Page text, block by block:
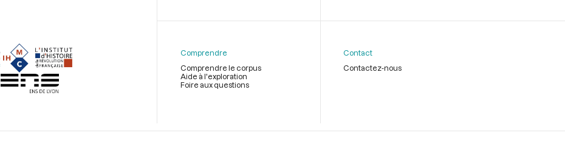
page
Comprendre
Comprendre le corpus
Aide à l'exploration
Foire aux questions
Contact
Contactez-nous